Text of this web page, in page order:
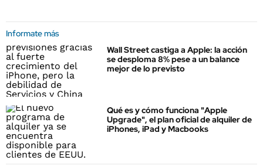
Informate más
Wall Street castiga a Apple: la acción
se desploma 8% pese a un balance
mejor de lo previsto
Qué es y cómo funciona "Apple
Upgrade", el plan oficial de alquiler de
iPhones, iPad y Macbooks